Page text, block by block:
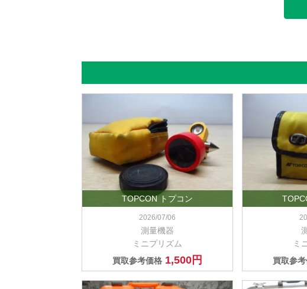
TOPCON トプコン
2026/07/06
測量機器
ミニプリズム
買取参考価格 1,500円
ミ
買取参